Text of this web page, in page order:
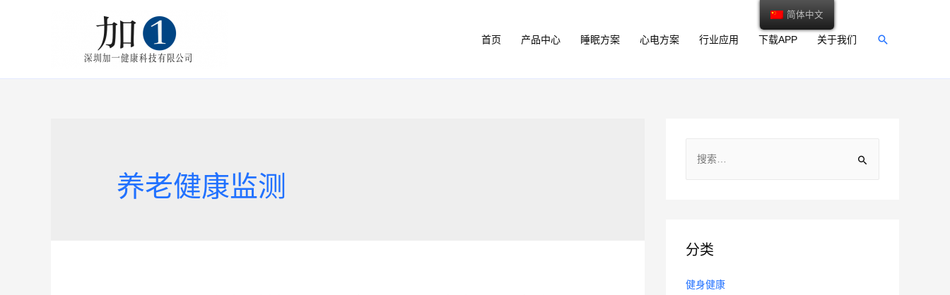
首页 产品中心 睡眠方案 心电方案 行业应用 下载APP 关于我们
搜
养老健康监测
分类
健身健康
简体中文